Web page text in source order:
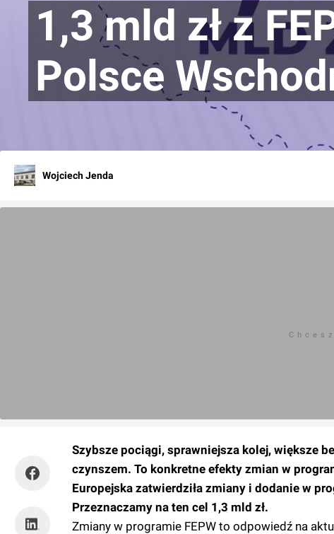
1,3 mld zł z
Polsce
Wojciech Jenda
Szybsze pociągi, sprawniejsza kolej, większe
czynszem. To konkretne efekty zmian w
Europejska zatwierdziła zmiany i dodanie w
Przeznaczamy na ten cel 1,3 mld zł.
Zmiany w programie FEPW to odpowiedź na